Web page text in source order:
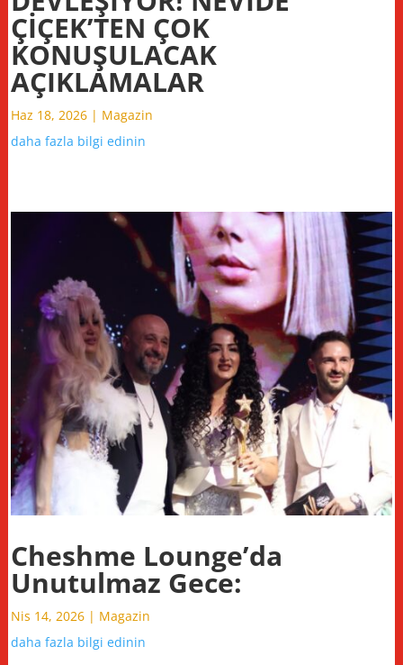
ÇİÇEK’TEN ÇOK
KONUŞULACAK
AÇIKLAMALAR
Haz 18, 2026 | Magazin
daha fazla bilgi edinin
Cheshme Lounge’da
Unutulmaz Gece:
Nis 14, 2026 | Magazin
daha fazla bilgi edinin